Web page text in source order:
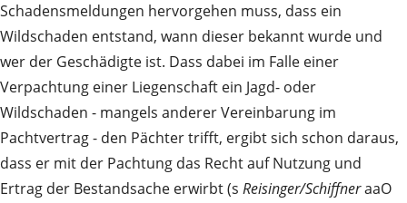
Schadensmeldungen hervorgehen muss, dass ein
Wildschaden entstand, wann dieser bekannt wurde und
wer der Geschädigte ist. Dass dabei im Falle einer
Verpachtung einer Liegenschaft ein Jagd- oder
Wildschaden - mangels anderer Vereinbarung im
Pachtvertrag - den Pächter trifft, ergibt sich schon daraus,
dass er mit der Pachtung das Recht auf Nutzung und
Ertrag der Bestandsache erwirbt (s Reisinger/SchiffneraaO